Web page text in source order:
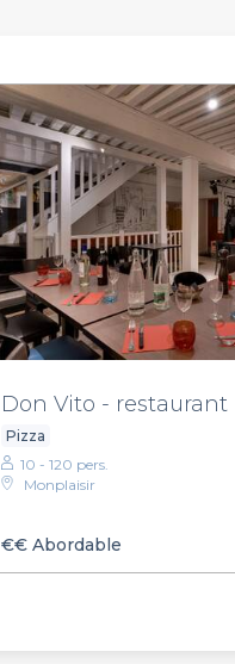
Don Vito - restaurant
Pizza
10 - 120 pers.
Monplaisir
€€ Abordable